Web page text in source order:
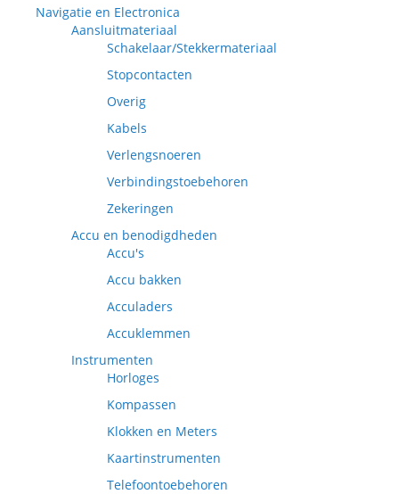
Navigatie en Electronica
Aansluitmateriaal
Schakelaar/Stekkermateriaal
Stopcontacten
Overig
Kabels
Verlengsnoeren
Verbindingstoebehoren
Zekeringen
Accu en benodigdheden
Accu's
Accu bakken
Acculaders
Accuklemmen
Instrumenten
Horloges
Kompassen
Klokken en Meters
Kaartinstrumenten
Telefoontoebehoren